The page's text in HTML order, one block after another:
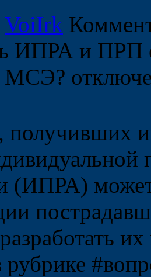
VoiIrk
ИПРА и ПРП
МСЭ?
(ИПРА)
рубрике